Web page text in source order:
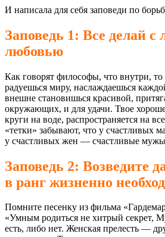
И написала для себя заповеди по
Заповедь 1: Все делай с
любовью
Как говорят философы, что внутри,
радуешься миру, наслаждаешься
внешне становишься красивой,
окружающих, и для удачи. Твое
круги на воде, распространяется на
«тетки» забывают, что у счастливых
у счастливых жен — счастливые
Заповедь 2: Возведите
в ранг жизненно
Помните песенку из фильма
«Умным родиться не хитрый секрет,
есть, либо нет. Женская прелесть —